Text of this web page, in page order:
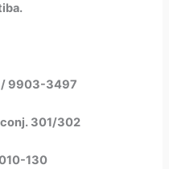
9903-3497
301/302
130